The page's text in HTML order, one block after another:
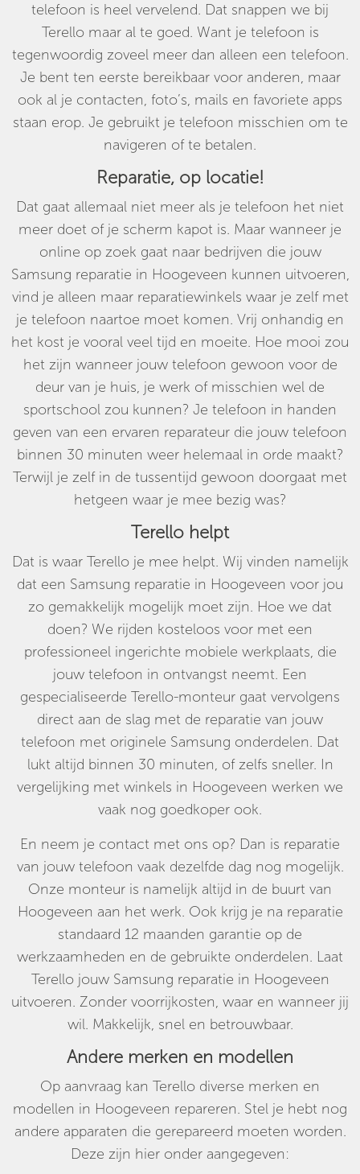
telefoon is heel vervelend. Dat snappen we bij
Terello maar al te goed. Want je telefoon is
tegenwoordig zoveel meer dan alleen een telefoon.
Je bent ten eerste bereikbaar voor anderen, maar
ook al je contacten, foto’s, mails en favoriete apps
staan erop. Je gebruikt je telefoon misschien om te
navigeren of te betalen.
Reparatie, op locatie!
Dat gaat allemaal niet meer als je telefoon het niet
meer doet of je scherm kapot is. Maar wanneer je
online op zoek gaat naar bedrijven die jouw
Samsung reparatie in Hoogeveen kunnen uitvoeren,
vind je alleen maar reparatiewinkels waar je zelf met
je telefoon naartoe moet komen. Vrij onhandig en
het kost je vooral veel tijd en moeite. Hoe mooi zou
het zijn wanneer jouw telefoon gewoon voor de
deur van je huis, je werk of misschien wel de
sportschool zou kunnen? Je telefoon in handen
geven van een ervaren reparateur die jouw telefoon
binnen 30 minuten weer helemaal in orde maakt?
Terwijl je zelf in de tussentijd gewoon doorgaat met
hetgeen waar je mee bezig was?
Terello helpt
Dat is waar Terello je mee helpt. Wij vinden namelijk
dat een Samsung reparatie in Hoogeveen voor jou
zo gemakkelijk mogelijk moet zijn. Hoe we dat
doen? We rijden kosteloos voor met een
professioneel ingerichte mobiele werkplaats, die
jouw telefoon in ontvangst neemt. Een
gespecialiseerde Terello-monteur gaat vervolgens
direct aan de slag met de reparatie van jouw
telefoon met originele Samsung onderdelen. Dat
lukt altijd binnen 30 minuten, of zelfs sneller. In
vergelijking met winkels in Hoogeveen werken we
vaak nog goedkoper ook.
En neem je contact met ons op? Dan is reparatie
van jouw telefoon vaak dezelfde dag nog mogelijk.
Onze monteur is namelijk altijd in de buurt van
Hoogeveen aan het werk. Ook krijg je na reparatie
standaard 12 maanden garantie op de
werkzaamheden en de gebruikte onderdelen. Laat
Terello jouw Samsung reparatie in Hoogeveen
uitvoeren. Zonder voorrijkosten, waar en wanneer jij
wil. Makkelijk, snel en betrouwbaar.
Andere merken en modellen
Op aanvraag kan Terello diverse merken en
modellen in Hoogeveen repareren. Stel je hebt nog
andere apparaten die gerepareerd moeten worden.
Deze zijn hier onder aangegeven: